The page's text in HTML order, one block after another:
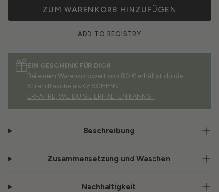
ZUM WARENKORB HINZUFÜGEN
ADD TO REGISTRY
EIN GESCHENK FÜR DICH
Bei einem Warenkorbwert von 80 € erhältst du die
Strandtasche als GESCHENK.
ERFAHRE, WIE DU SIE ERHALTEN KANNST
Beschreibung
Zusammensetzung und Waschen
Nachhaltigkeit